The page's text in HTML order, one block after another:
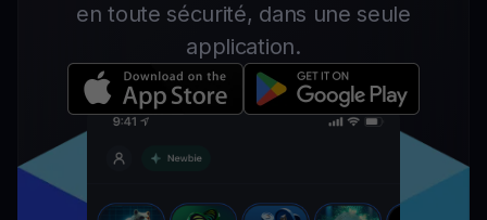
en toute sécurité, dans une seule
application.